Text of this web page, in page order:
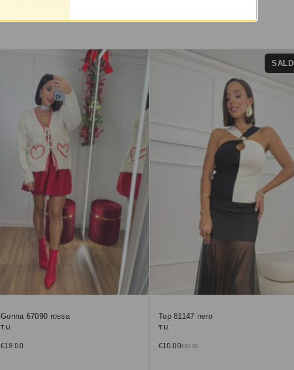
Gonna 67090 rossa
T.U.
€18.00
SALDI
Top 81147 nero
T.U.
€ 20.00
€10.00